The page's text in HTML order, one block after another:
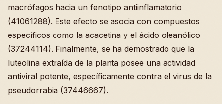
macrófagos hacia un fenotipo antiinflamatorio
(41061288). Este efecto se asocia con compuestos
específicos como la acacetina y el ácido oleanólico
(37244114). Finalmente, se ha demostrado que la
luteolina extraída de la planta posee una actividad
antiviral potente, específicamente contra el virus de la
pseudorrabia (37446667).